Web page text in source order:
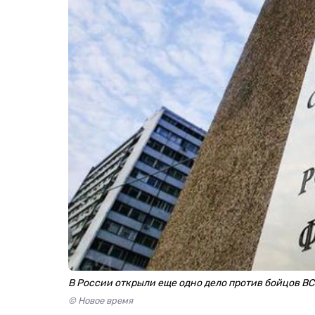
В России открыли еще одно дело против бойцов
© Новое время